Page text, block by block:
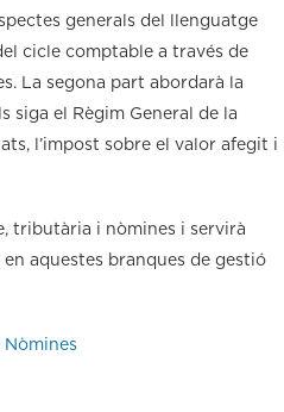
generals del llenguatge
cicle comptable a través de
La segona part abordarà la
siga el Règim General de la
l’impost sobre el valor afegit i
tributària i nòmines i servirà
aquestes branques de gestió